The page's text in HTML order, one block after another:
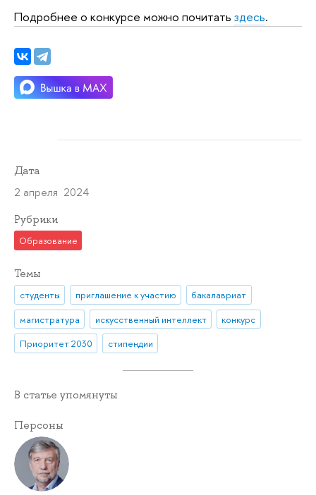
Подробнее о конкурсе можно почитать здесь.
Дата
2 апреля 2024
Рубрики
Образование
Темы
студенты приглашение к участию
бакалавриат
магистратура
искусственный интеллект
конкурс
Приоритет 2030
стипендии
В статье упомянуты
Персоны